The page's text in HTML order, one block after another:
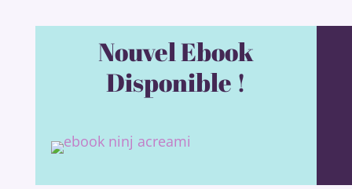
Nouvel Ebook
Disponible !